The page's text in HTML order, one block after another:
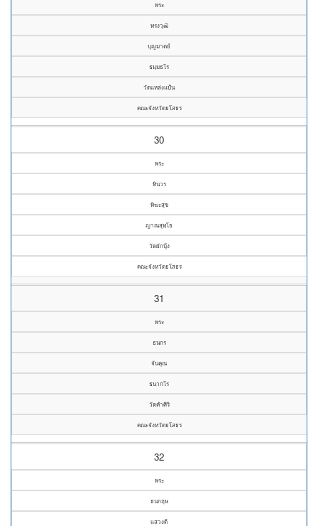
พระ
ทรงวุฒิ
บุญมาตย์
ธมฺมธโร
วัดแหล่งแป้น
คณะจังหวัดยโสธร
30
พระ
ทินวร
ทิฆะสุข
ญาณสุทฺโธ
วัดผักบุ้ง
คณะจังหวัดยโสธร
31
พระ
ธนกร
จันคุณ
ธนากโร
วัดคำศิริ
คณะจังหวัดยโสธร
32
พระ
ธนกฤษ
แสวงดี